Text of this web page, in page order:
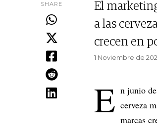
SHARE
El
a las
crecen en
1 Noviembre de
E n junio
cerveza
marcas